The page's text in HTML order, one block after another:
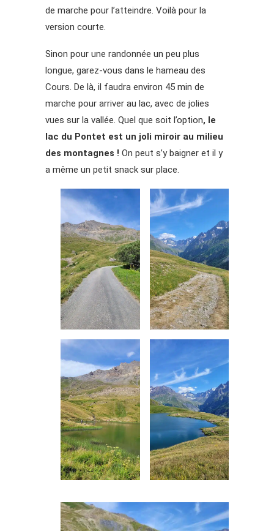
de marche pour l’atteindre. Voilà pour la
version courte.
Sinon pour une randonnée un peu plus
longue, garez-vous dans le hameau des
Cours. De là, il faudra environ 45 min de
marche pour arriver au lac, avec de jolies
vues sur la vallée. Quel que soit l’option, le
lac du Pontet est un joli miroir au milieu
des montagnes ! On peut s’y baigner et il y
a même un petit snack sur place.